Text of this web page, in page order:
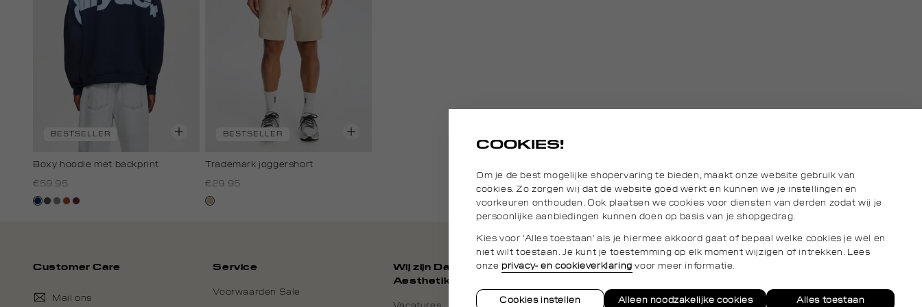
BESTSELLER
Boxy hoodie met backprint
€59.95
donkerblauw
donkergrijs
middengrijs
bruinbordeaux
BESTSELLER
Trademark joggershort
€29.95
lichtzand
Customer Care
Mail ons
Service
Voorwaarden Sale
Wij zijn Daily
Aesthetikz
COOKIES!
Om je de best mogelijke shopervaring te bieden, maakt onze website gebruik van
cookies. Zo zorgen wij dat de website goed werkt en kunnen we je instellingen en
voorkeuren onthouden. Ook plaatsen we cookies voor diensten van derden zodat wij je
persoonlijke aanbiedingen kunnen doen op basis van je shopgedrag.
Kies voor 'Alles toestaan' als je hiermee akkoord gaat of bepaal welke cookies je wel en
niet wilt toestaan. Je kunt je toestemming op elk moment wijzigen of intrekken. Lees
onze privacy- en cookieverklaring voor meer informatie.
Alles toestaan
Alleen noodzakelijke cookies
Cookies instellen